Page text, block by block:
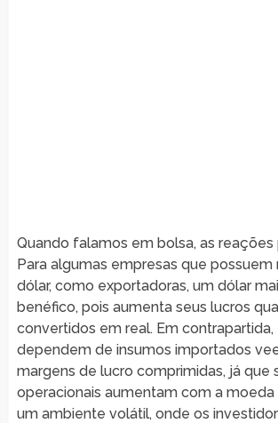
Quando falamos em bolsa, as reações
Para algumas empresas que
dólar, como exportadoras, um dólar
benéfico, pois aumenta seus lucros
convertidos em real. Em
dependem de insumos importados
margens de lucro comprimidas, já que
operacionais aumentam com a moeda
um ambiente volátil, onde os